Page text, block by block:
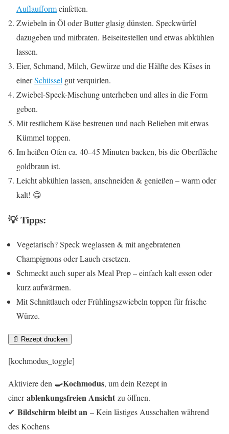
Auflaufformeinfetten.
Zwiebeln in Öl oder Butter glasig dünsten. Speckwürfel
dazugeben und mitbraten. Beiseitestellen und etwas abkühlen
lassen.
Eier, Schmand, Milch, Gewürze und die Hälfte des Käses in
einerSchüssel gut verquirlen.
Zwiebel-Speck-Mischung unterheben und alles in die Form
geben.
Mit restlichem Käse bestreuen und nach Belieben mit etwas
Kümmel toppen.
Im heißen Ofen ca. 40–45 Minuten backen, bis die Oberfläche
goldbraun ist.
Leicht abkühlen lassen, anschneiden & genießen – warm oder
kalt! 😋
💡 Tipps:
Vegetarisch? Speck weglassen & mit angebratenen
Champignons oder Lauch ersetzen.
Schmeckt auch super als Meal Prep – einfach kalt essen oder
kurz aufwärmen.
Mit Schnittlauch oder Frühlingszwiebeln toppen für frische
Würze.
📄 Rezept drucken
[kochmodus_toggle]
Aktiviere den 🍳Kochmodus, um dein Rezept in
einerablenkungsfreien Ansicht zu öffnen.
✔ Bildschirm bleibt an – Kein lästiges Ausschalten während
des Kochens